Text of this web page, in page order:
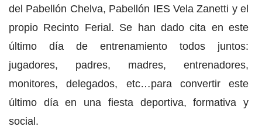
del Pabellón Chelva, Pabellón IES Vela Zanetti y el
propio Recinto Ferial. Se han dado cita en este
último día de entrenamiento todos juntos:
jugadores, padres, madres, entrenadores,
monitores, delegados, etc…para convertir este
último día en una fiesta deportiva, formativa y
social.